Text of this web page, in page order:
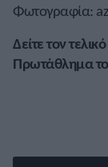
Φωτογραφία:
Δείτε τον
Πρωτάθλημα